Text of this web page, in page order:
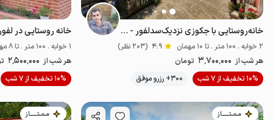
خانه‌روستایی با جکوزی‌ نزدیک‌سدلفور - بورخانی
2 خوابه . 100 متر . تا 10 مهمان 4.9 (203 نظر)
هر شب از 3٬700٬000 تومان
10% تخفیف از 7 شب
300+ رزرو موفق خوش منظره
خانه روستایی در
1 خوابه . 100 متر . تا 8 مهمان
هر شب از 2٬500٬000
10% تخفیف از 7 شب
مـمـتــــــاز
مـمـتــــــاز